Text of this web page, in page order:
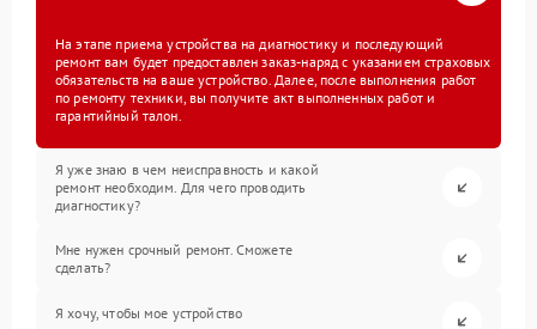
На этапе приема устройства на диагностику и последующий
ремонт вам будет предоставлен заказ-наряд с указанием страховых
обязательств на ваше устройство. Далее, после выполнения работ
по ремонту техники, вы получите акт выполненных работ и
гарантийный талон.
Я уже знаю в чем неисправность и какой
ремонт необходим. Для чего проводить
диагностику?
Мне нужен срочный ремонт. Сможете
сделать?
Я хочу, чтобы мое устройство